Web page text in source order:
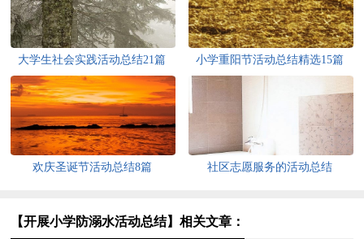
大学生社会实践活动总结21篇 小学重阳节活动总结精选15篇
欢庆圣诞节活动总结8篇 社区志愿服务的活动总结
【开展小学防溺水活动总结】相关文章：